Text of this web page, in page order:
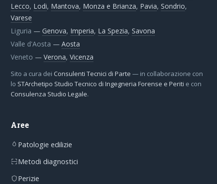
Lecco, Lodi, Mantova, Monza e Brianza, Pavia, Sondrio,
Varese
Liguria — Genova, Imperia, La Spezia, Savona
Valle d'Aosta — Aosta
Veneto — Verona, Vicenza
Sito a cura dei Consulenti Tecnici di Parte — in collaborazione con
lo STArchetipo Studio Tecnico di Ingegneria Forense e Periti e con
Consulenza Studio Legale.
Aree
Patologie edilizie
Metodi diagnostici
Perizie